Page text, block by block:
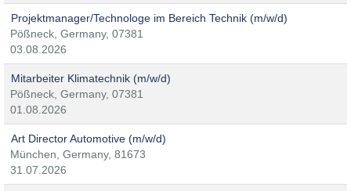
Projektmanager/Technologe im Bereich Technik (m/w/d)
Pößneck, Germany, 07381
03.08.2026
Mitarbeiter Klimatechnik (m/w/d)
Pößneck, Germany, 07381
01.08.2026
Art Director Automotive (m/w/d)
München, Germany, 81673
31.07.2026